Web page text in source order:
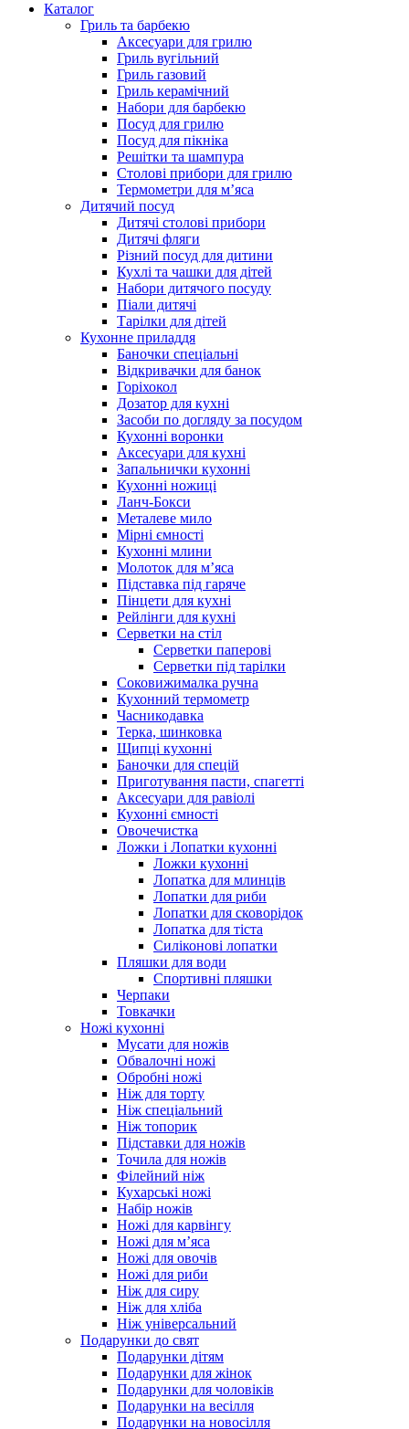
Каталог
Гриль та барбекю
Аксесуари для грилю
Гриль вугільний
Гриль газовий
Гриль керамічний
Набори для барбекю
Посуд для грилю
Посуд для пікніка
Решітки та шампура
Столові прибори для грилю
Термометри для м’яса
Дитячий посуд
Дитячі столові прибори
Дитячі фляги
Різний посуд для дитини
Кухлі та чашки для дітей
Набори дитячого посуду
Піали дитячі
Тарілки для дітей
Кухонне приладдя
Баночки спеціальні
Відкривачки для банок
Горіхокол
Дозатор для кухні
Засоби по догляду за посудом
Кухонні воронки
Аксесуари для кухні
Запальнички кухонні
Кухонні ножиці
Ланч-Бокси
Металеве мило
Мірні ємності
Кухонні млини
Молоток для м’яса
Підставка під гаряче
Пінцети для кухні
Рейлінги для кухні
Серветки на стіл
Серветки паперові
Серветки під тарілки
Соковижималка ручна
Кухонний термометр
Часникодавка
Терка, шинковка
Щипці кухонні
Баночки для спецій
Приготування пасти, спагетті
Аксесуари для равіолі
Кухонні ємності
Овочечистка
Ложки і Лопатки кухонні
Ложки кухонні
Лопатка для млинців
Лопатки для риби
Лопатки для сковорідок
Лопатка для тіста
Силіконові лопатки
Пляшки для води
Спортивні пляшки
Черпаки
Товкачки
Ножі кухонні
Мусати для ножів
Обвалочні ножі
Обробні ножі
Ніж для торту
Ніж спеціальний
Ніж топорик
Підставки для ножів
Точила для ножів
Філейний ніж
Кухарські ножі
Набір ножів
Ножі для карвінгу
Ножі для м’яса
Ножі для овочів
Ножі для риби
Ніж для сиру
Ніж для хліба
Ніж універсальний
Подарунки до свят
Подарунки дітям
Подарунки для жінок
Подарунки для чоловіків
Подарунки на весілля
Подарунки на новосілля